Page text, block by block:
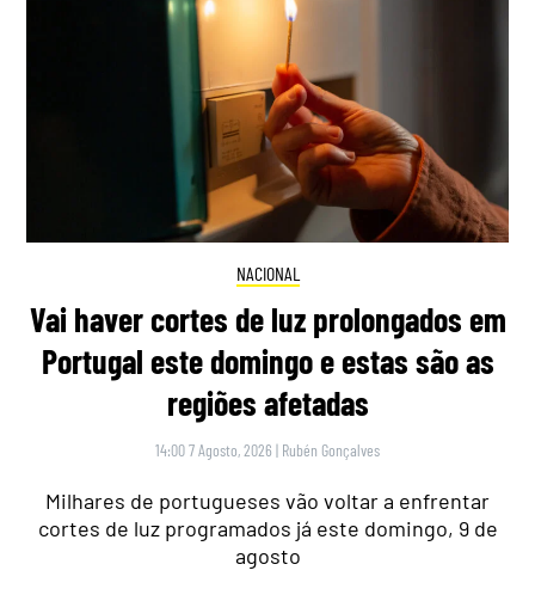
NACIONAL
Vai haver cortes de luz prolongados em
Portugal este domingo e estas são as
regiões afetadas
14:00 7 Agosto, 2026 | Rubén Gonçalves
Milhares de portugueses vão voltar a enfrentar
cortes de luz programados já este domingo, 9 de
agosto